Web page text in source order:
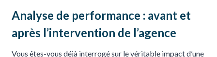
Analyse de performance : avant et
après l’intervention de l’agence
Vous êtes-vous déjà interrogé sur le véritable impact d’une